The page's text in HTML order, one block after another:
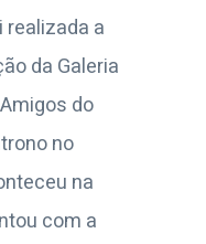
realizada a
da Galeria
do
no
na
com a